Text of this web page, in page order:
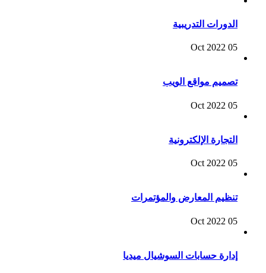
الدورات التدريبية
05 Oct 2022
تصميم مواقع الويب
05 Oct 2022
التجارة الإلكترونية
05 Oct 2022
تنظيم المعارض والمؤتمرات
05 Oct 2022
إدارة حسابات السوشيال ميديا